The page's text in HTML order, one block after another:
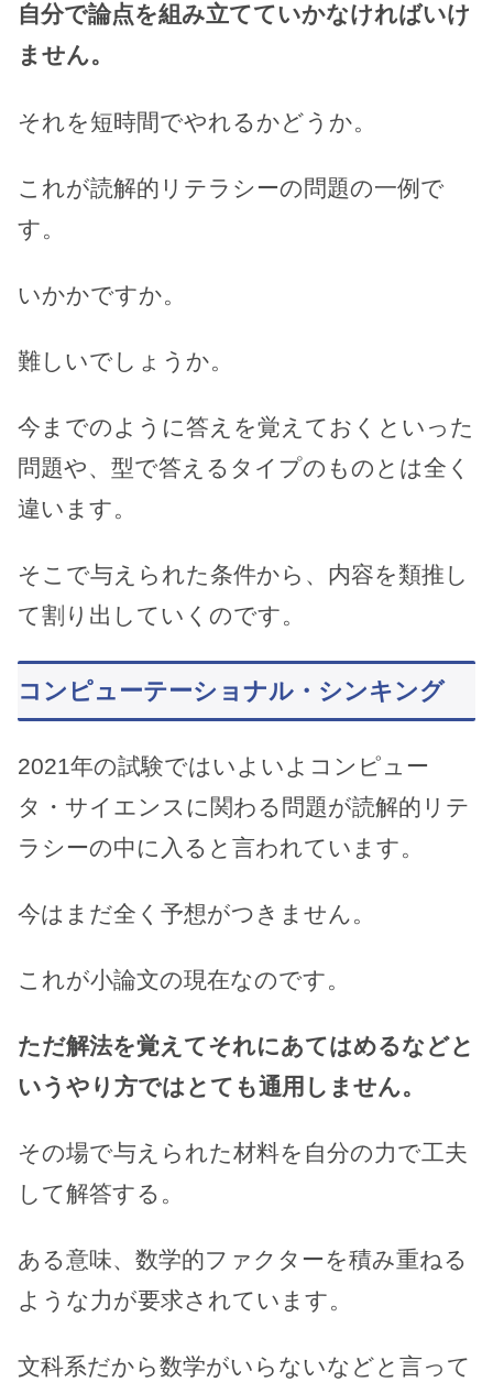
自分で論点を組み立てていかなければいけ
ません。
それを短時間でやれるかどうか。
これが読解的リテラシーの問題の一例で
す。
いかかですか。
難しいでしょうか。
今までのように答えを覚えておくといった
問題や、型で答えるタイプのものとは全く
違います。
そこで与えられた条件から、内容を類推し
て割り出していくのです。
コンピューテーショナル・シンキング
2021年の試験ではいよいよコンピュー
タ・サイエンスに関わる問題が読解的リテ
ラシーの中に入ると言われています。
今はまだ全く予想がつきません。
これが小論文の現在なのです。
ただ解法を覚えてそれにあてはめるなどと
いうやり方ではとても通用しません。
その場で与えられた材料を自分の力で工夫
して解答する。
ある意味、数学的ファクターを積み重ねる
ような力が要求されています。
文科系だから数学がいらないなどと言って